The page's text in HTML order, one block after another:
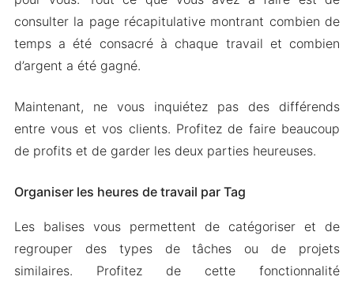
consulter la page récapitulative montrant combien de
temps a été consacré à chaque travail et combien
d’argent a été gagné.
Maintenant, ne vous inquiétez pas des différends
entre vous et vos clients. Profitez de faire beaucoup
de profits et de garder les deux parties heureuses.
Organiser les heures de travail par Tag
Les balises vous permettent de catégoriser et de
regrouper des types de tâches ou de projets
similaires. Profitez de cette fonctionnalité